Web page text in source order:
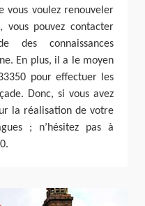
vous voulez renouveler
vous pouvez contacter
des connaissances
En plus, il a le moyen
pour effectuer les
Donc, si vous avez
la réalisation de votre
; n’hésitez pas à